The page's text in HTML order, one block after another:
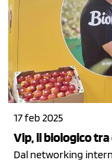
17 feb 2025
Vip, il biologico
Dal networking